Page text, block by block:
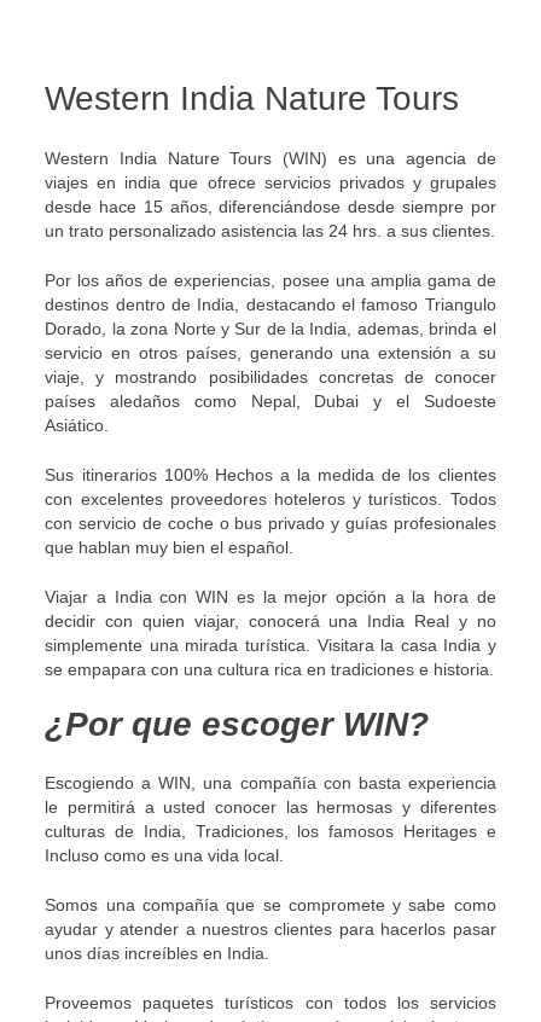
Western India Nature Tours
Western India Nature Tours (WIN) es una agencia de
viajes en india que ofrece servicios privados y grupales
desde hace 15 años, diferenciándose desde siempre por
un trato personalizado asistencia las 24 hrs. a sus clientes.
Por los años de experiencias, posee una amplia gama de
destinos dentro de India, destacando el famoso Triangulo
Dorado, la zona Norte y Sur de la India, ademas, brinda el
servicio en otros países, generando una extensión a su
viaje, y mostrando posibilidades concretas de conocer
países aledaños como Nepal, Dubai y el Sudoeste
Asiático.
Sus itinerarios 100% Hechos a la medida de los clientes
con excelentes proveedores hoteleros y turísticos. Todos
con servicio de coche o bus privado y guías profesionales
que hablan muy bien el español.
Viajar a India con WIN es la mejor opción a la hora de
decidir con quien viajar, conocerá una India Real y no
simplemente una mirada turística. Visitara la casa India y
se empapara con una cultura rica en tradiciones e historia.
¿Por que escoger WIN?
Escogiendo a WIN, una compañía con basta experiencia
le permitirá a usted conocer las hermosas y diferentes
culturas de India, Tradiciones, los famosos Heritages e
Incluso como es una vida local.
Somos una compañía que se compromete y sabe como
ayudar y atender a nuestros clientes para hacerlos pasar
unos días increíbles en India.
Proveemos paquetes turísticos con todos los servicios